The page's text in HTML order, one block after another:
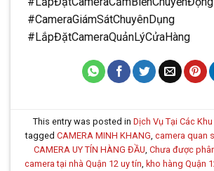
#CameraGiámSátChuyênDụng
#LắpĐặtCameraQuảnLýCửaHàng
This entry was posted in Dịch Vụ Tại Các
tagged CAMERA MINH KHANG camera quan
CAMERA UY TÍN HÀNG ĐẦU Chưa được
camera tại nhà Quận 12 uy tín kho hàng Quận